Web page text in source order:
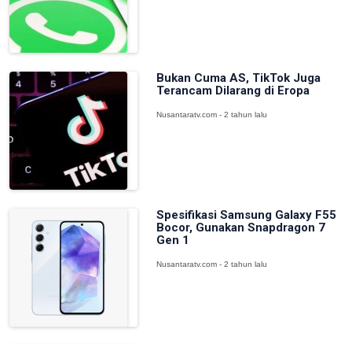
Bukan Cuma AS, TikTok Juga
Terancam Dilarang di Eropa
Nusantaratv.com - 2 tahun lalu
Spesifikasi Samsung Galaxy F55
Bocor, Gunakan Snapdragon 7
Gen 1
Nusantaratv.com - 2 tahun lalu